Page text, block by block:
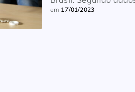
medicamentos
em 17/01/2023